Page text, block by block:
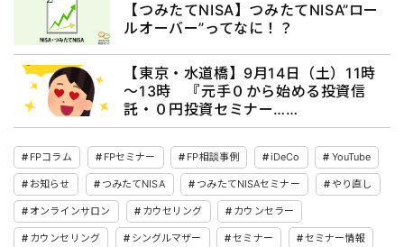
【つみたてNISA】つみたてNISA”ロー
ルオーバー”ってなに！？
【東京・水道橋】9月14日（土）11時
～13時 『元手０から始める投資信
託・０円投資セミナー……
FPコラム FPセミナー FP相談事例 iDeCo YouTube
お知らせ つみたてNISA つみたてNISAセミナー やり直し
オンラインサロン カウセリング カウンセラー
カウンセリング シングルマザー セミナー セミナー情報